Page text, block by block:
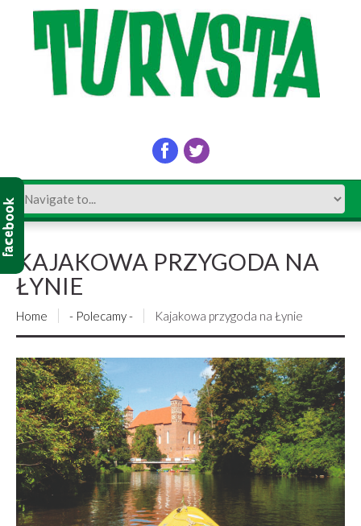
KAJAKOWA PRZYGODA NA
ŁYNIE
Home - Polecamy - Kajakowa przygoda na Łynie